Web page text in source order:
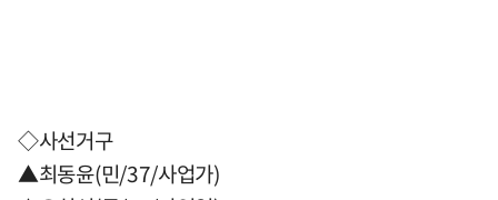
◇사선거구
▲최동윤(민/37/사업가)